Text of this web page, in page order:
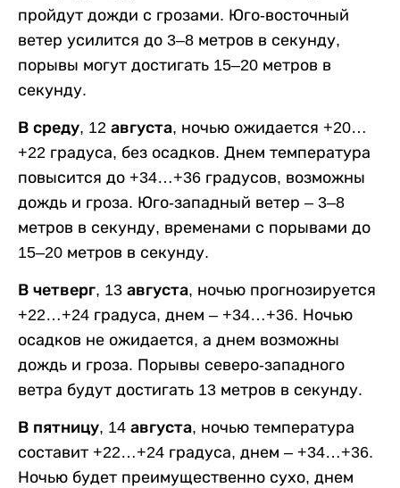
пройдут дожди с грозами. Юго-восточный
ветер усилится до 3–8 метров в секунду,
порывы могут достигать 15–20 метров в
секунду.
В среду, 12 августа, ночью ожидается +20…
+22 градуса, без осадков. Днем температура
повысится до +34…+36 градусов, возможны
дождь и гроза. Юго-западный ветер – 3–8
метров в секунду, временами с порывами до
15–20 метров в секунду.
В четверг, 13 августа, ночью прогнозируется
+22…+24 градуса, днем – +34…+36. Ночью
осадков не ожидается, а днем возможны
дождь и гроза. Порывы северо-западного
ветра будут достигать 13 метров в секунду.
В пятницу, 14 августа, ночью температура
составит +22…+24 градуса, днем – +34…+36.
Ночью будет преимущественно сухо, днем